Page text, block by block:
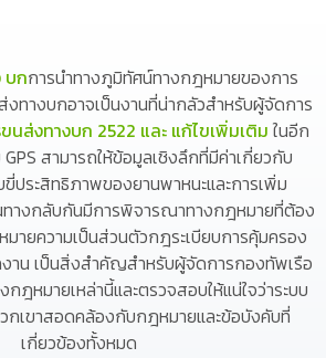
บกการนำทางภูมิทัศน์ทางกฎหมายของการ
งทางบกอาจเป็นงานที่น่ากลัวสำหรับผู้จัดการ
นส่งทางบก 2522 และ แก้ไขเพิ่มเติม ในอีก
สามารถให้ข้อมูลเชิงลึกที่มีค่าเกี่ยวกับ
ระสิทธิภาพของยานพาหนะและการเพิ่ม
ทางกลับกันมีการพิจารณาทางกฎหมายที่ต้อง
ายความเป็นส่วนตัวกฎระเบียบการคุ้มครอง
าน เป็นสิ่งสำคัญสำหรับผู้จัดการกองทัพเรือ
กฎหมายเหล่านี้และตรวจสอบให้แน่ใจว่าระบบ
กเขาสอดคล้องกับกฎหมายและข้อบังคับที่
เกี่ยวข้องทั้งหมด